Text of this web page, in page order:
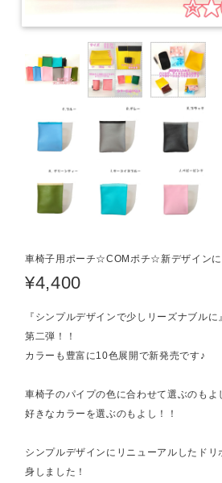
車椅子用ポーチ☆COMポチ☆新デザインに
¥4,400
『シンプルデザインで少しリーズナブル
第二弾！！
カラーも豊富に10色展開で新発売です♪
車椅子のパイプの色に合わせて選ぶのもよ
好きなカラーを選ぶのもよし！！
シンプルデザインにリニューアルしたド
身しました！